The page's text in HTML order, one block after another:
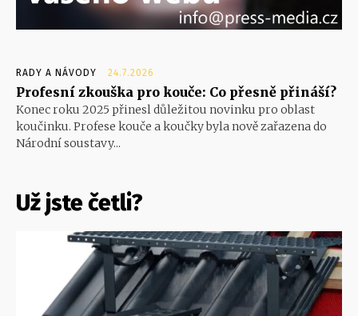
RADY A NÁVODY 24.7.2026
Profesní zkouška pro kouče: Co přesně přináší?
Konec roku 2025 přinesl důležitou novinku pro oblast
koučinku. Profese kouče a koučky byla nově zařazena do
Národní soustavy...
Už jste četli?